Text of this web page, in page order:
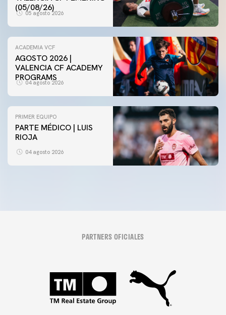
(05/08/26)
05 agosto 2026
ACADEMIA VCF
AGOSTO 2026 |
VALENCIA CF ACADEMY
PROGRAMS
04 agosto 2026
PRIMER EQUIPO
PARTE MÉDICO | LUIS
RIOJA
04 agosto 2026
PARTNERS OFICIALES